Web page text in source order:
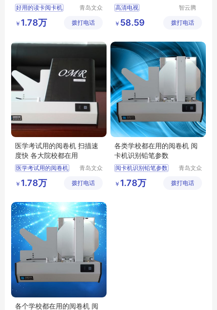
好用的读卡阅卡机
阅卷机填涂
青岛文众
有限公司
￥ 1.78万 拨打电话
戏更过瘾5米
高清电视
智云腾
科技有限
￥ 58.59 拨打电话
医学考试用的阅卷机 扫描速
度快 各大院校都在用
医学考试用的阅卷机
各大院校都在用
青岛文众
有限公司
￥ 1.78万 拨打电话
各类学校都在用的阅卷机 阅
卡机识别铅笔参数
阅卡机识别铅笔参数
青岛文众
有限公司
￥ 1.78万 拨打电话
各个学校都在用的阅卷机 阅